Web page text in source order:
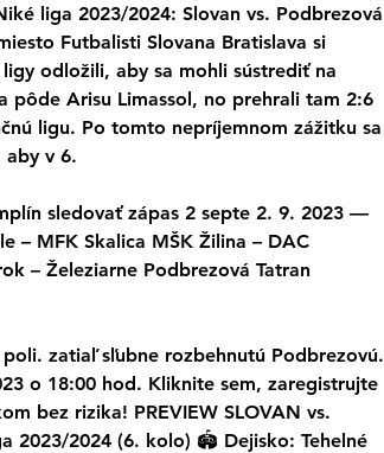
liga 2023/2024: Slovan vs. Podbrezová
Futbalisti Slovana Bratislava si
odložili, aby sa mohli sústrediť na
pôde Arisu Limassol, no prehrali tam 2:6
ligu. Po tomto nepríjemnom zážitku sa
aby v 6.
sledovať zápas 2 septe 2. 9. 2023 —
– MFK Skalica MŠK Žilina – DAC
– Železiarne Podbrezová Tatran
zatiaľ sľubne rozbehnutú Podbrezovú.
o 18:00 hod. Kliknite sem, zaregistrujte
bez rizika! PREVIEW SLOVAN vs.
2023/2024 (6. kolo) 🏟️ Dejisko: Tehelné